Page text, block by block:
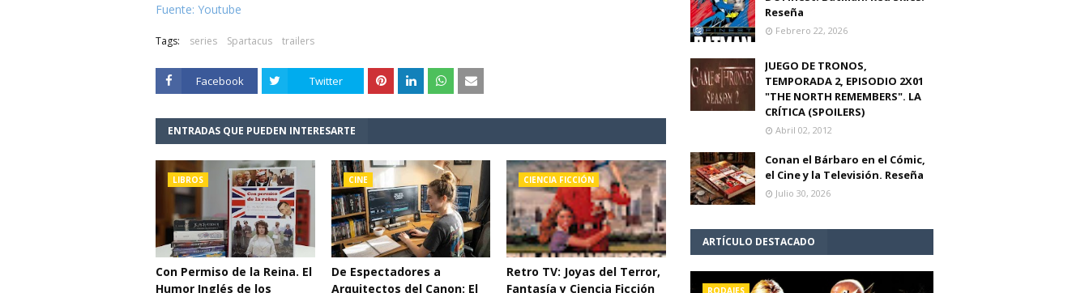
Fuente: Youtube
Tags: series Spartacus trailers
Facebook Twitter
ENTRADAS QUE PUEDEN INTERESARTE
LIBROS
Con Permiso de la Reina. El
Humor Inglés de los
CINE
De Espectadores a
Arquitectos del Canon: El
CIENCIA FICCIÓN
Retro TV: Joyas del Terror,
Fantasía y Ciencia Ficción
Reseña
Febrero 22, 2026
JUEGO DE TRONOS,
TEMPORADA 2, EPISODIO 2X01
"THE NORTH REMEMBERS". LA
CRÍTICA (SPOILERS)
Abril 02, 2012
Conan el Bárbaro en el Cómic,
el Cine y la Televisión. Reseña
Julio 30, 2026
ARTÍCULO DESTACADO
RODAJES